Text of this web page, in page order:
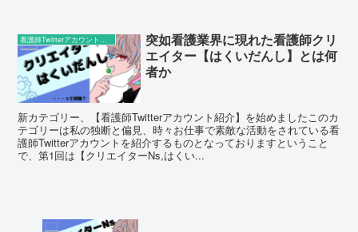
看護師Twitterアカウント紹介
突如看護業界に現れた看護師クリ
エイター【はくいだんし】とは何
者か
新カテゴリー、【看護師Twitterアカウント紹介】を始めましたこのカ
テゴリーは私の独断と偏見、時々お仕事で素敵な活動をされている看
護師Twitterアカウントを紹介するものとなっておりますということ
で、第1回は【クリエイターNs,はくい...